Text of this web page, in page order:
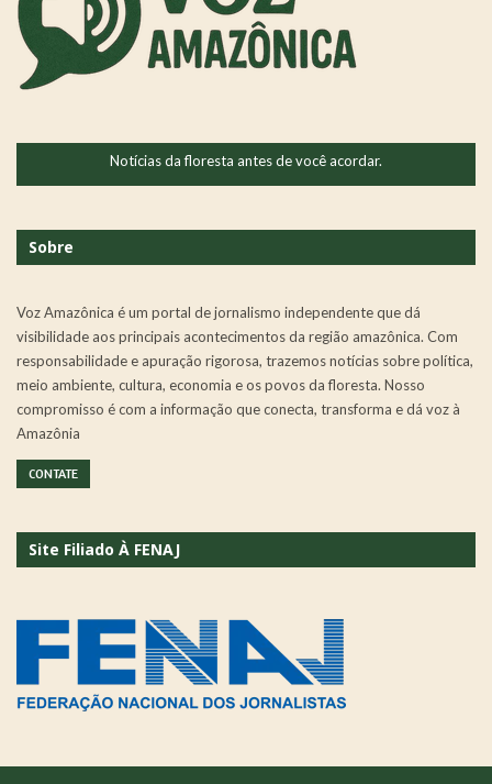
Notícias da floresta antes de você acordar.
Sobre
Voz Amazônica é um portal de jornalismo independente que dá
visibilidade aos principais acontecimentos da região amazônica. Com
responsabilidade e apuração rigorosa, trazemos notícias sobre política,
meio ambiente, cultura, economia e os povos da floresta. Nosso
compromisso é com a informação que conecta, transforma e dá voz à
Amazônia
CONTATE
Site Filiado À FENAJ